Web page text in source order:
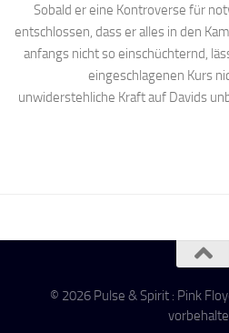
Sobald er eine Kontroverse für
entschlossen, dass er alles in den
anfangs nicht so einschüchternd,
eingeschlagenen Kurs
unwiderstehliche Kraft auf Davids
© 2026 Pulse & Spirit : Pink